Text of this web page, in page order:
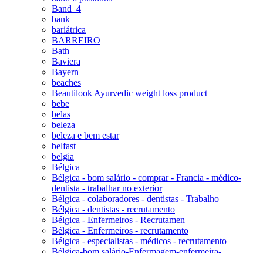
Band_4
bank
bariátrica
BARREIRO
Bath
Baviera
Bayern
beaches
Beautilook Ayurvedic weight loss product
bebe
belas
beleza
beleza e bem estar
belfast
belgia
Bélgica
Bélgica - bom salário - comprar - Francia - médico-
dentista - trabalhar no exterior
Bélgica - colaboradores - dentistas - Trabalho
Bélgica - dentistas - recrutamento
Bélgica - Enfermeiros - Recrutamen
Bélgica - Enfermeiros - recrutamento
Bélgica - especialistas - médicos - recrutamento